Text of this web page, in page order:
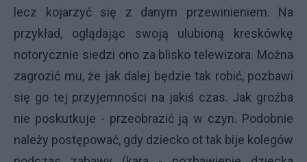
lecz kojarzyć się z danym przewinieniem. Na
przykład, oglądając swoją ulubioną kreskówkę
notorycznie siedzi ono za blisko telewizora. Można
zagrozić mu, że jak dalej będzie tak robić, pozbawi
się go tej przyjemności na jakiś czas. Jak groźba
nie poskutkuje - przeobrazić ją w czyn. Podobnie
należy postępować, gdy dziecko ot tak bije kolegów